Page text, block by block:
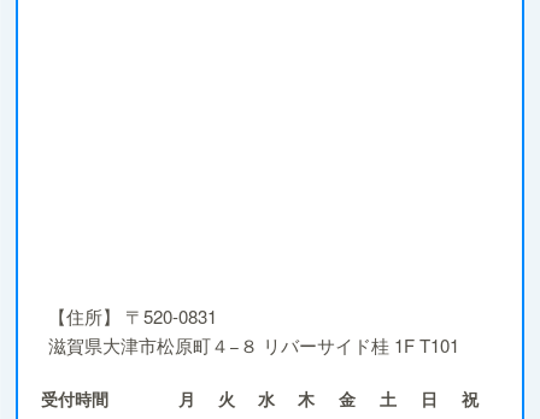
【住所】
〒520-0831
滋賀県大津市松原町４−８ リバーサイド桂 1F T101
受付時間 月 火 水 木 金 土 日
祝